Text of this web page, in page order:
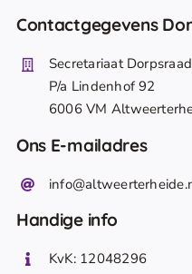
Contactgegevens
Secretariaat
P/a Lindenhof 92
6006 VM
Ons E-mailadres
Handige info
KvK: 12048296